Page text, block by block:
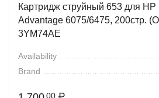
Картридж струйный 653 для
Advantage 6075/6475, 200стр.
3YM74AE
Availability
Brand
00